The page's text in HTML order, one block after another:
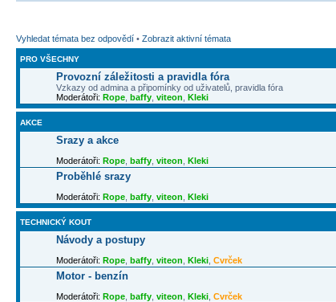
Vyhledat témata bez odpovědí • Zobrazit aktivní témata
PRO VŠECHNY
Provozní záležitosti a pravidla fóra
Vzkazy od admina a připomínky od uživatelů, pravidla fóra
Moderátoři: Rope baffy viteon Kleki
AKCE
Srazy a akce
Moderátoři: Rope baffy viteon Kleki
Proběhlé srazy
Moderátoři: Rope baffy viteon Kleki
TECHNICKÝ KOUT
Návody a postupy
Moderátoři: Rope baffy viteon Kleki Cvrček
Motor - benzín
Moderátoři: Rope baffy viteon Kleki Cvrček